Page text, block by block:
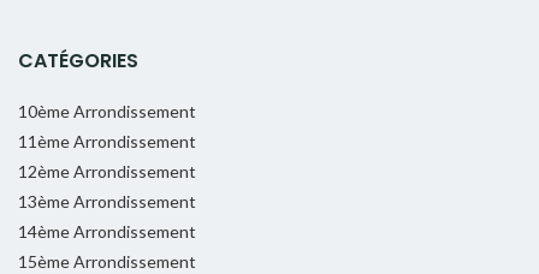
CATÉGORIES
10ème Arrondissement
11ème Arrondissement
12ème Arrondissement
13ème Arrondissement
14ème Arrondissement
15ème Arrondissement